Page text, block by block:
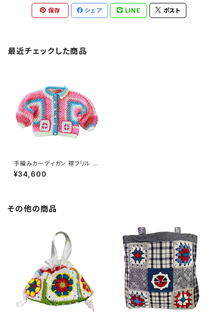
保存 シェア LINE ポスト
最近チェックした商品
手編みカーディガン 襟フリル 日
本製
¥34,600
その他の商品